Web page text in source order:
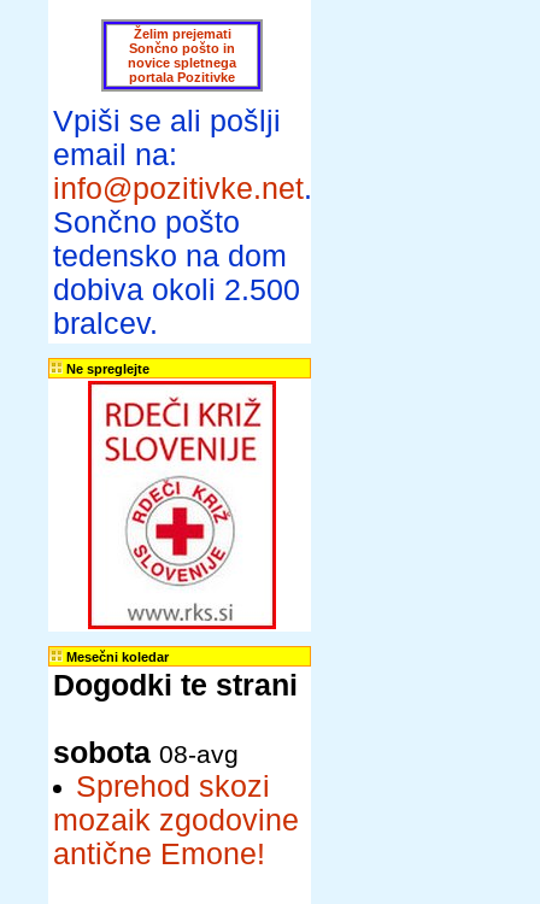
Želim prejemati
Sončno pošto in
novice spletnega
portala Pozitivke
Vpiši se ali pošlji
email na:
info@pozitivke.net.
Sončno pošto
tedensko na dom
dobiva okoli 2.500
bralcev.
Ne spreglejte
Mesečni koledar
Dogodki te strani
sobota 08-avg
Sprehod skozi
mozaik zgodovine
antične Emone!